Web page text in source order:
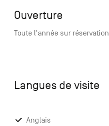
Ouverture
Toute l'année sur réservation
Langues de visite
Anglais